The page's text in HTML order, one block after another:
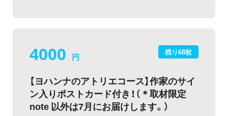
残り68枚
4000 円
【ヨハンナのアトリエコース】作家のサイ
ン入りポストカード付き！（＊取材限定
note 以外は7月にお届けします。）